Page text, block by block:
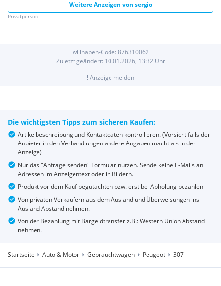
Weitere Anzeigen von sergio
Privatperson
willhaben-Code: 876310062
Zuletzt geändert: 10.01.2026, 13:32 Uhr
!Anzeige melden
Die wichtigsten Tipps zum sicheren Kaufen:
Artikelbeschreibung und Kontaktdaten kontrollieren. (Vorsicht falls der
Anbieter in den Verhandlungen andere Angaben macht als in der
Anzeige)
Nur das "Anfrage senden" Formular nutzen. Sende keine E-Mails an
Adressen im Anzeigentext oder in Bildern.
Produkt vor dem Kauf begutachten bzw. erst bei Abholung bezahlen
Von privaten Verkäufern aus dem Ausland und Überweisungen ins
Ausland Abstand nehmen.
Von der Bezahlung mit Bargeldtransfer z.B.: Western Union Abstand
nehmen.
Startseite Auto & Motor Gebrauchtwagen Peugeot 307